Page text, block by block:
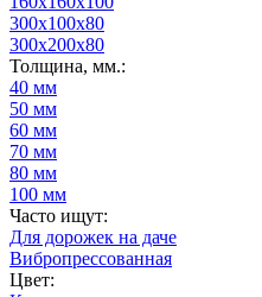
300x100x80
300x200x80
Толщина, мм.:
40 мм
50 мм
60 мм
70 мм
80 мм
100 мм
Часто ищут:
Для дорожек на даче
Вибропрессованная
Цвет: